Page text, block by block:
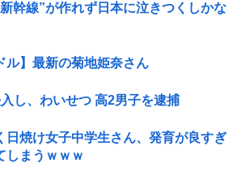
幹線”が作れず日本に泣きつくしかな
ル】最新の菊地姫奈さん
し、わいせつ 高2男子を逮捕
日焼け女子中学生さん、発育が良すぎ
しまうｗｗｗ